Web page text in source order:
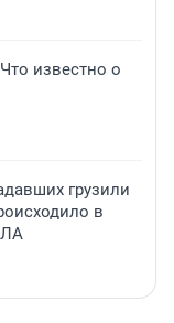
известно о
грузили
в